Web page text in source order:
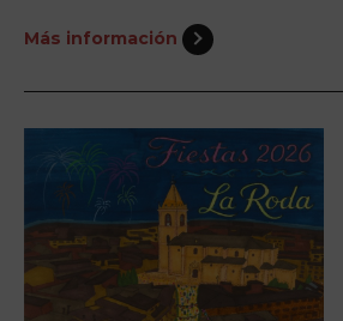
Más información